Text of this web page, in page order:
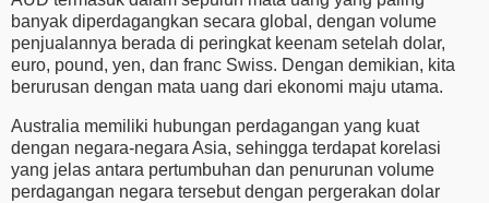
banyak diperdagangkan secara global, dengan volume
penjualannya berada di peringkat keenam setelah dolar,
euro, pound, yen, dan franc Swiss. Dengan demikian, kita
berurusan dengan mata uang dari ekonomi maju utama.
Australia memiliki hubungan perdagangan yang kuat
dengan negara-negara Asia, sehingga terdapat korelasi
yang jelas antara pertumbuhan dan penurunan volume
perdagangan negara tersebut dengan pergerakan dolar